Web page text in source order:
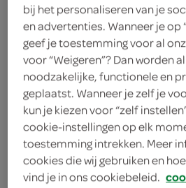
150 gram zachte geitenkaas
2 sneeën rozijnenbroden
2 sneeën mueslibrood
1 krop eikenbladsla
1 kleine ui
20 druiven
bij het personaliseren van je
en advertenties. Wanneer je op
geef je toestemming voor al
voor “Weigeren”? Dan worden
noodzakelijke, functionele en
geplaatst. Wanneer je zelf je
kun je kiezen voor “zelf
cookie-instellingen op elk
toestemming intrekken. Meer
cookies die wij gebruiken en
vind je in ons cookiebeleid.